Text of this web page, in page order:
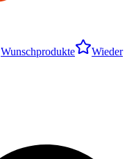
Wunschprodukte
Wieder